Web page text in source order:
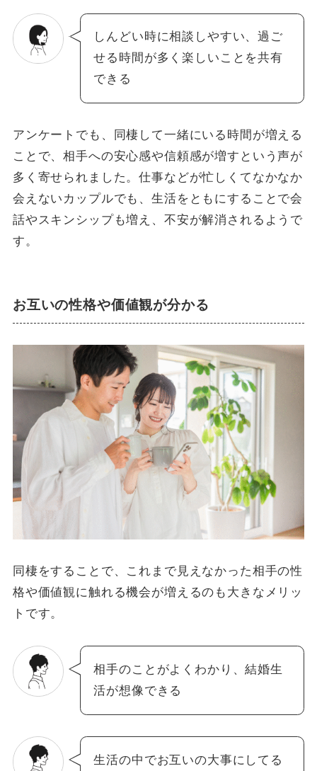
しんどい時に相談しやすい、過ご
せる時間が多く楽しいことを共有
できる
アンケートでも、同棲して一緒にいる時間が増える
ことで、相手への安心感や信頼感が増すという声が
多く寄せられました。仕事などが忙しくてなかなか
会えないカップルでも、生活をともにすることで会
話やスキンシップも増え、不安が解消されるようで
す。
お互いの性格や価値観が分かる
同棲をすることで、これまで見えなかった相手の性
格や価値観に触れる機会が増えるのも大きなメリッ
トです。
相手のことがよくわかり、結婚生
活が想像できる
生活の中でお互いの大事にしてる